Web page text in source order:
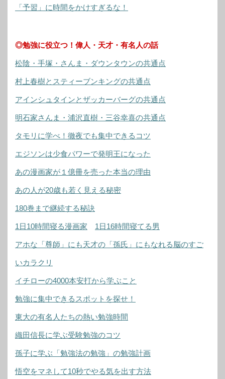
「予習」に時間をかけすぎるな！
◎勉強に役立つ！偉人・天才・有名人の話
松陰・手塚・さんま・ダウンタウンの共通点
村上春樹とスティーブンキングの共通点
アインシュタインとザッカーバーグの共通点
明石家さんま・浦沢直樹・三谷幸喜の共通点
タモリに学べ！徹夜でも集中できるコツ
エジソンは少食パワーで発明王になった
あの漫画家が１億冊を売った本当の理由
あの人が20歳も若く見える秘密
180巻まで継続する秘訣
1日10時間寝る漫画家 1日16時間寝てる男
アホな「尊師」にも天才の「孫氏」にもなれる脳のすご
いカラクリ
イチローの4000本安打から学ぶこと
勉強に集中できるスポットを探せ！
東大の有名人たちの熱い勉強時間
織田信長に学ぶ受験勉強のコツ
孫子に学ぶ「勉強法の勉強」の勉強計画
悟空をマネして10秒でやる気を出す方法